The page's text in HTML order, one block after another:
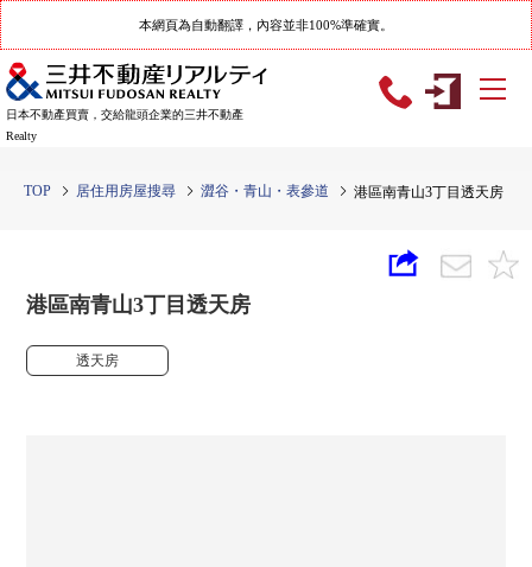
本網頁為自動翻譯，內容並非100%準確實。
日本不動產買賣，交給龍頭企業的三井不動產
Realty
TOP 居住用房屋搜尋 澀谷・青山・表參道 港區南青山3丁目透天房
港區南青山3丁目透天房
透天房